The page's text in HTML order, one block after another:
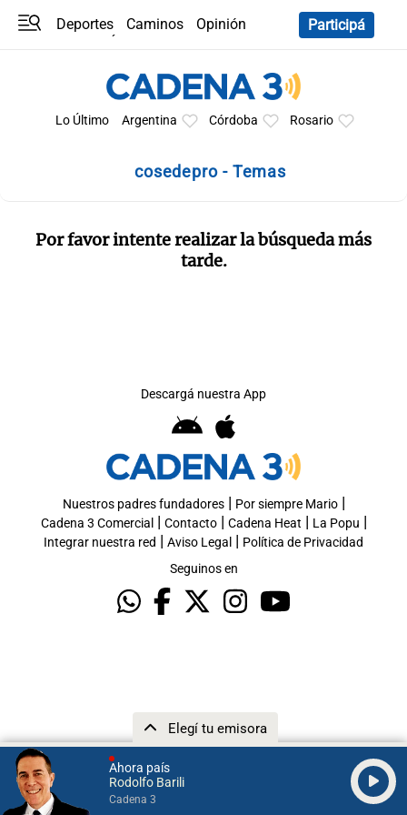
Ahora país
Rodolfo Barili
Cadena 3
Elegí tu emisora
Deportes Caminos
Opinión
Participá
Lo Último Argentina Córdoba Rosario
cosedepro - Temas
Por favor intente realizar la búsqueda más
tarde.
Descargá nuestra App
Nuestros padres fundadores| Por siempre Mario|
Cadena 3 Comercial | Contacto| Cadena Heat | La Popu |
Integrar nuestra red | Aviso Legal | Política de Privacidad
Seguinos en